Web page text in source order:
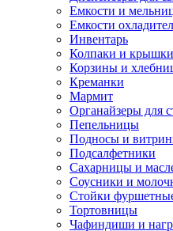
Емкости и
Емкости
Инвентарь
Колпаки и крышки
Корзины и
Креманки
Мармит
Органайзеры для
Пепельницы
Подносы и
Подсалфетники
Сахарницы и
Соусники и
Стойки
Тортовницы
Чафиндиши и